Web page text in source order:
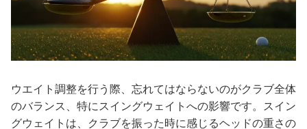
ウエイト調整を行う際、忘れてはならないのがクラブ全体
のバランス、特にスイングウェイトへの影響です。スイン
グウェイトは、クラブを振った時に感じるヘッドの重さの